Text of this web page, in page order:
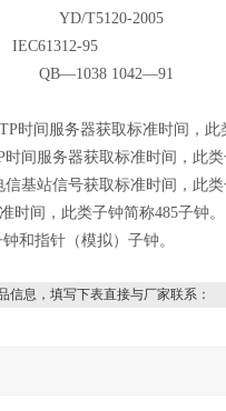
YD/T5120-2005
IEC61312-95
QB—1038 1042—91
时间服务器获取标准时间，此
时间服务器获取标准时间，此
基站信号获取标准时间，此
时间，此类子钟简称485子钟。
和指针（模拟）子钟。
息，填写下表直接与厂家联系：